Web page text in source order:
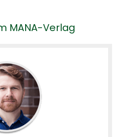
MANA-Verlag